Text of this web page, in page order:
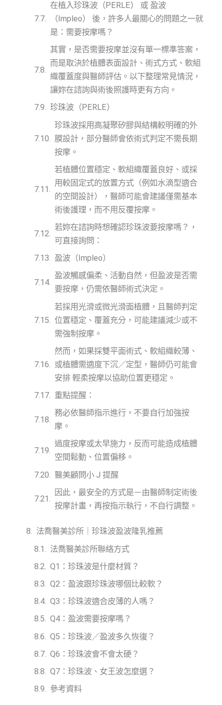
在植入珍珠波（PERLE） 或 盈波
（Impleo） 後，許多人最關心的問題之一就
是：需要按摩嗎？
其實，是否需要按摩並沒有單一標準答案，
而是取決於植體表面設計、術式方式、軟組
織覆蓋度與醫師評估。以下整理常見情況，
讓妳在諮詢與術後照護時更有方向。
珍珠波（PERLE）
珍珠波採用高凝聚矽膠與結構較明確的外
膜設計，部分醫師會依術式判定不需長期
按摩。
若植體位置穩定、軟組織覆蓋良好、或採
用較固定式的放置方式（例如水滴型適合
的空間設計），醫師可能會建議僅需基本
術後護理，而不用反覆按摩。
若妳在諮詢時想確認珍珠波要按摩嗎？，
可直接詢問：
盈波（Impleo）
盈波觸感偏柔、活動自然，但盈波是否需
要按摩，仍需依醫師術式決定。
若採用光滑或微光滑面植體，且醫師判定
位置穩定、覆蓋充分，可能建議減少或不
需強制按摩。
然而，如果採雙平面術式、軟組織較薄、
或植體需適度下沉／定型，醫師仍可能會
安排 輕柔按摩以協助位置更穩定。
重點提醒：
務必依醫師指示進行，不要自行加強按
摩。
過度按摩或太早施力，反而可能造成植體
空間鬆動、位置偏移。
醫美顧問小 J 提醒
因此，最安全的方式是－由醫師制定術後
按摩計畫，再按指示執行，不自行調整。
法喬醫美診所｜珍珠波盈波隆乳推薦
法喬醫美診所聯絡方式
Q1：珍珠波是什麼材質？
Q2：盈波跟珍珠波哪個比較軟？
Q3：珍珠波適合皮薄的人嗎？
Q4：盈波需要按摩嗎？
Q5：珍珠波／盈波多久恢復？
Q6：珍珠波會不會太硬？
Q7：珍珠波、女王波怎麼選？
參考資料